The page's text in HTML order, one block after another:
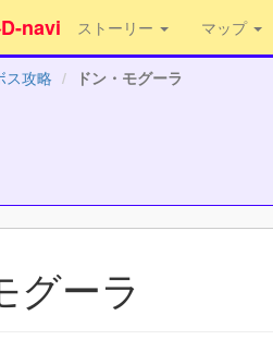
navi ストーリー マップ
ス攻略 ドン・モグーラ
グーラ